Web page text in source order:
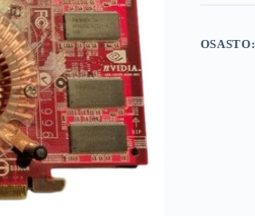
OSASTO: